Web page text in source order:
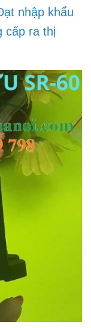
nhập khẩu
cấp ra thị